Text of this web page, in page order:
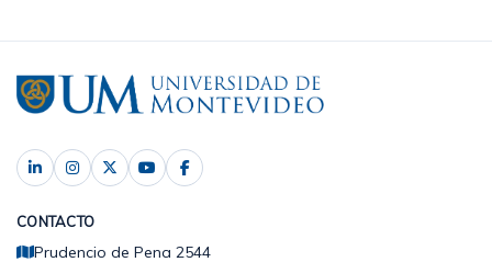
CONTACTO
Prudencio de Pena 2544